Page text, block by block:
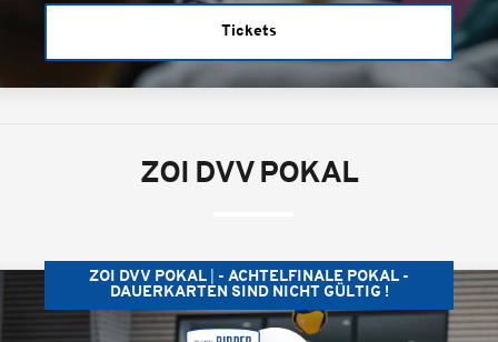
Tickets
ZOI DVV POKAL
ZOI DVV POKAL
- ACHTELFINALE POKAL -
DAUERKARTEN SIND NICHT GÜLTIG !